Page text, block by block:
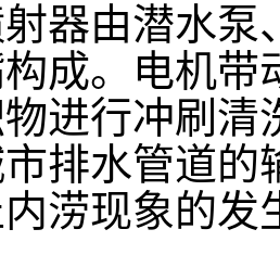
器由潜水泵
成。电机带
进行冲刷
排水管道
涝现象的发